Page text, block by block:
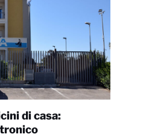
di casa: